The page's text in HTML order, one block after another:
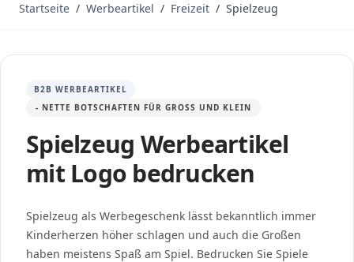
Startseite / Werbeartikel / Freizeit / Spielzeug
B2B WERBEARTIKEL
- NETTE BOTSCHAFTEN FÜR GROSS UND KLEIN
Spielzeug Werbeartikel
mit Logo bedrucken
Spielzeug als Werbegeschenk lässt bekanntlich immer
Kinderherzen höher schlagen und auch die Großen
haben meistens Spaß am Spiel. Bedrucken Sie Spiele